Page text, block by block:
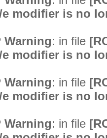
e modifier is no
Warning: in file
e modifier is no
Warning: in file
e modifier is no
Warning: in file